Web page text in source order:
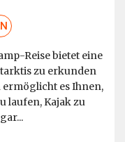
Reise bietet eine
zu erkunden
ermöglicht es Ihnen,
laufen, Kajak zu